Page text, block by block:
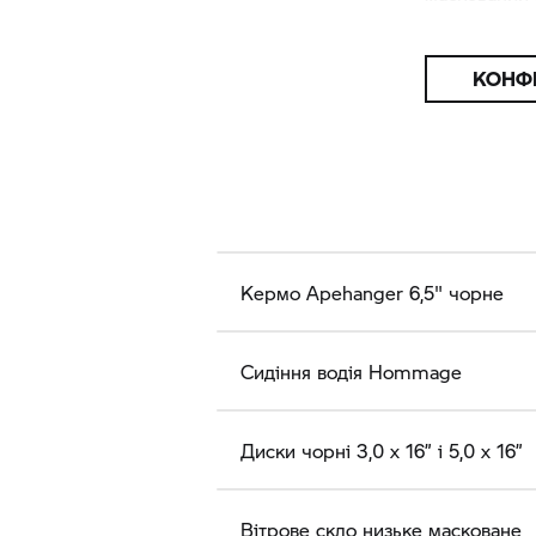
Кермо Apehanger 6,5" чорне
Сидіння водія Hommage
Диски чорні 3,0 x 16” і 5,0 x 16”
Вітрове скло низьке масковане